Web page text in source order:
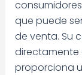
que puede
de venta. Su
directamente
proporciona